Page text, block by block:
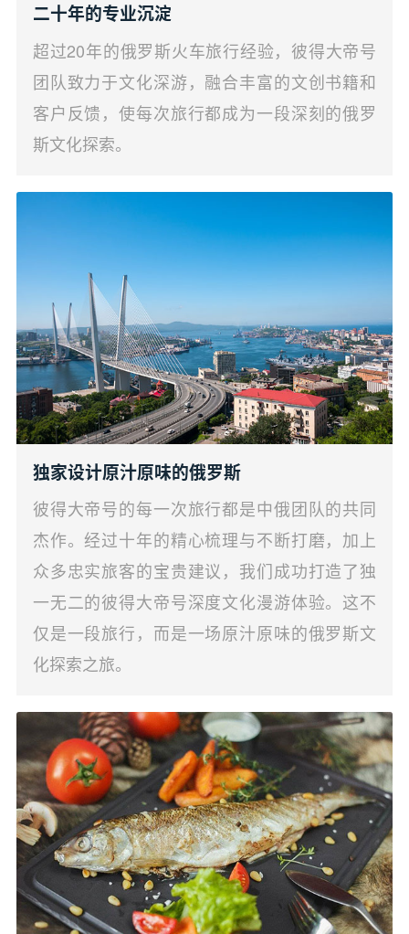
二十年的专业沉淀
超过20年的俄罗斯火车旅行经验，彼得大帝号
团队致力于文化深游，融合丰富的文创书籍和
客户反馈，使每次旅行都成为一段深刻的俄罗
斯文化探索。
独家设计原汁原味的俄罗斯
彼得大帝号的每一次旅行都是中俄团队的共同
杰作。经过十年的精心梳理与不断打磨，加上
众多忠实旅客的宝贵建议，我们成功打造了独
一无二的彼得大帝号深度文化漫游体验。这不
仅是一段旅行，而是一场原汁原味的俄罗斯文
化探索之旅。